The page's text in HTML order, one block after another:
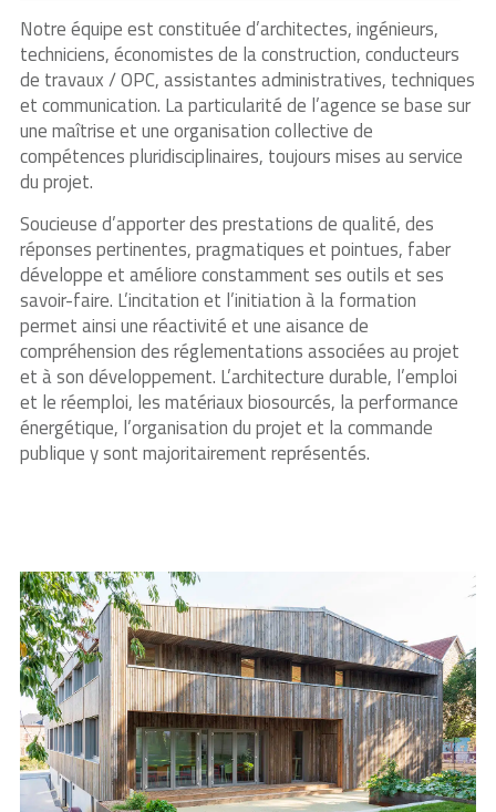
Notre équipe est constituée d’architectes, ingénieurs,
techniciens, économistes de la construction, conducteurs
de travaux / OPC, assistantes administratives, techniques
et communication. La particularité de l’agence se base sur
une maîtrise et une organisation collective de
compétences pluridisciplinaires, toujours mises au service
du projet.
Soucieuse d’apporter des prestations de qualité, des
réponses pertinentes, pragmatiques et pointues, faber
développe et améliore constamment ses outils et ses
savoir-faire. L’incitation et l’initiation à la formation
permet ainsi une réactivité et une aisance de
compréhension des réglementations associées au projet
et à son développement. L’architecture durable, l’emploi
et le réemploi, les matériaux biosourcés, la performance
énergétique, l’organisation du projet et la commande
publique y sont majoritairement représentés.